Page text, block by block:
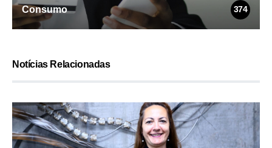
Consumo 374
Notícias Relacionadas